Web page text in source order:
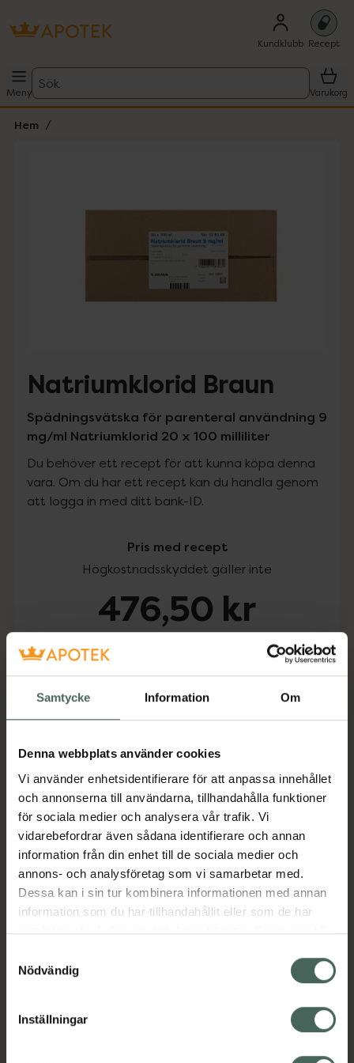
Samtycke Information Om
Denna webbplats använder cookies
Vi använder enhetsidentifierare för att anpassa innehållet
och annonserna till användarna, tillhandahålla funktioner
för sociala medier och analysera vår trafik. Vi
vidarebefordrar även sådana identifierare och annan
information från din enhet till de sociala medier och
annons- och analysföretag som vi samarbetar med.
Dessa kan i sin tur kombinera informationen med annan
information som du har tillhandahållit eller som de har
samlat in när du har använt deras tjänster. Samtycke till
återkalla ditt samtycke via webbplatsens
cookieinställningar. Ett återkallat samtycke påverkar inte
lagligheten av behandling som skett innan återkallelsen.
Nödvändig
Inställningar
Kundklubb Recept
Meny
Sök
Varukorg
Hem
Natriumklorid Braun
Spädningsvätska för parenteral användning 9
mg/ml Natriumklorid 20 x 100 milliliter
Du behöver ett recept för att kunna köpa denna
vara. Om du har ett recept kan du handla genom
att logga in med ditt bank-ID.
Pris med recept
Högkostnadsskyddet gäller inte
476,50 kr
Köp via ditt recept
Dölj
Läs alltid bipacksedeln innan
användning.
EAN:07046261283069
Visa
Kronans Apotek finns här för dig. Du hittar oss från Skåne i